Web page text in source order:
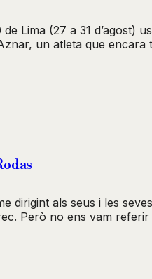
Lima (27 a 31 d’agost)
un atleta que
dirigint als seus i les
Però no ens vam